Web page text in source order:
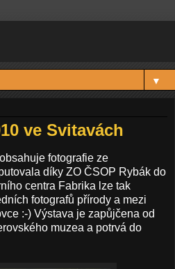
▼
ve Svitavách
fotografie ze
díky ZO ČSOP Rybák do
centra Fabrika lze tak
fotografů přírody a mezi
:-) Výstava je zapůjčena od
muzea a potrvá do